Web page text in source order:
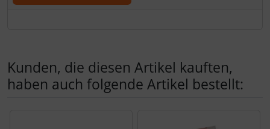
Kunden, die diesen Artikel kauften,
haben auch folgende Artikel bestellt: